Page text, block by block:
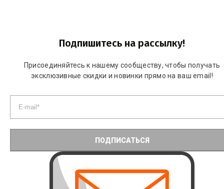
Подпишитесь на рассылку!
Присоединяйтесь к нашему сообществу, чтобы получать
эксклюзивные скидки и новинки прямо на ваш email!
ПОДПИСАТЬСЯ